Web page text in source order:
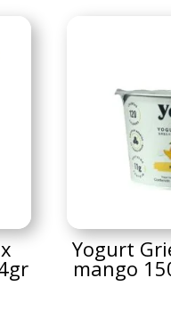
Yogurt
mango